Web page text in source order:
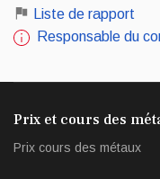
Liste de rapport
Responsable du
Prix et cours des
Prix cours des métaux